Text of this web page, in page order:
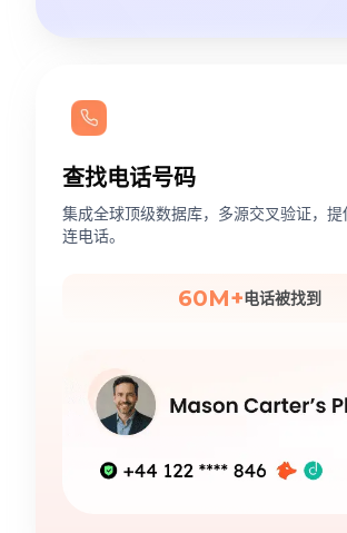
查找电话号码
集成全球顶级数据库，多源交叉验证，提
连电话。
60M+电话被找到